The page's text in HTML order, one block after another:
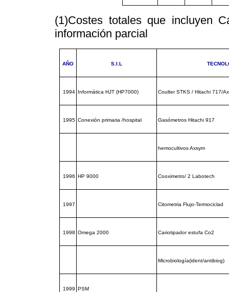
(1)Costes totales que incluyen
información parcial
AÑO S.I.L
1994 Informática HJT (HP7000) Coulter STKS / Hitachi 717/
1995 Conexión primaria /hospital Gasómetros Hitachi 917
hemocultivos Axsym
1996 HP 9000 Cooximetro/ 2 Labotech
1997 Citometria Flujo-Termociclad
1998 Omega 2000 Cariotipador estufa Co2
Microbiología(ident/antibiog)
1999 PSM